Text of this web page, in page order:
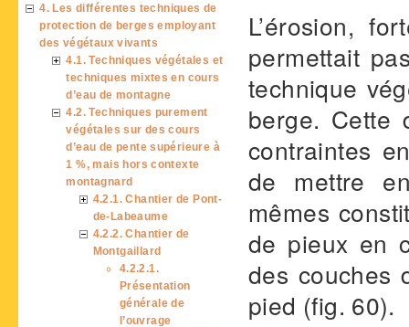
L’érosion,
permettait
technique
berge. Cette
contraintes
de mettre
mêmes
de pieux en
des couches
pied (fig. 60).
4. Les différentes techniques de
protection de berges employant
des végétaux vivants
4.1. Techniques végétales et
techniques mixtes en cours
d’eau de montagne
4.2. Techniques purement
végétales sur des cours
d’eau de pente supérieure à
1 %, mais hors contexte
montagnard
4.2.1. Chantier de Pont-
de-Labeaume
4.2.2. Chantier de
Montgaillard
4.2.2.1.
Présentation
générale de
l’ouvrage